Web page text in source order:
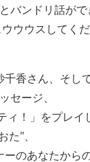
バンドリ話がで
ウウスしてく
香さん、そし
セージ、
ィ！」をプレイ
"、
のあなたから